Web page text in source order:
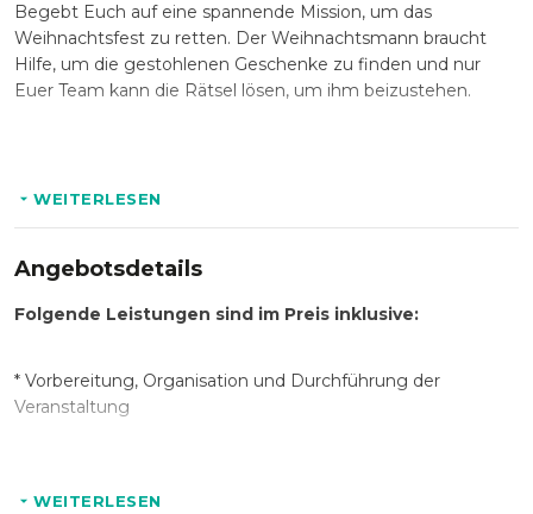
Begebt Euch auf eine spannende Mission, um das
Weihnachtsfest zu retten. Der Weihnachtsmann braucht
Hilfe, um die gestohlenen Geschenke zu finden und nur
Euer Team kann die Rätsel lösen, um ihm beizustehen.
durch malerische Weihnachtsmärkte und winterlich
geschmückte Altstädte navigieren. Zusätzliche
Bonuspunkte gibt es durch ein Winter-Quiz und eine
kreative Foto-Challenge.
Teambuilding und bietet eine Möglichkeit, Weihnachten
aktiv zu feiern – abgerundet durch ein gemütliches
Bucht jetzt Euer Winter Geocaching und erlebt ein
WEITERLESEN
Angebotsdetails
Folgende Leistungen sind im Preis inklusive:
* Vorbereitung, Organisation und Durchführung der
Veranstaltung
WEITERLESEN